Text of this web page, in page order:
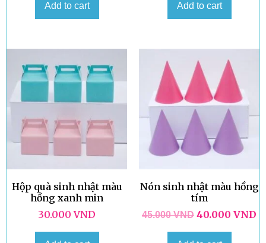
Add to cart Add to cart
Hộp quà sinh nhật màu
hồng xanh min
30.000VND
Nón sinh nhật màu hồng
tím
45.000VND 40.000 VND